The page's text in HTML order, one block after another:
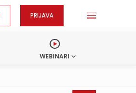
PRIJAVA
WEBINARI